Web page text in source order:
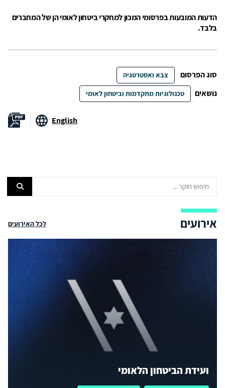
הדעות המובעות בפרסומי המכון למחקרי ביטחון לאומי הן של המחברים
בלבד.
סוג הפרסום צבא ואסטרטגיה
נושאים טכנולוגיות מתקדמות וביטחון לאומי
English
אירועים לכל האירועים
ועידת הביטחון הלאומי